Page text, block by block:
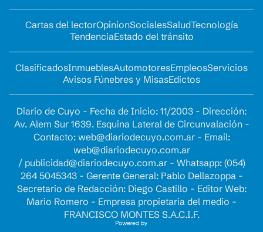
Cartas del lectorOpinionSocialesSaludTecnología
TendenciaEstado del tránsito
ClasificadosInmueblesAutomotoresEmpleosServicios
Avisos Fúnebres y MisasEdictos
Diario de Cuyo - Fecha de Inicio: 11/2003 - Dirección:
Av. Alem Sur 1639. Esquina Lateral de Circunvalación -
Contacto: web@diariodecuyo.com.ar- Email:
web@diariodecuyo.com.ar
/ publicidad@diariodecuyo.com.ar- Whatsapp: (054)
264 5045343 - Gerente General: Pablo Dellazoppa -
Secretario de Redacción: Diego Castillo - Editor Web:
Mario Romero - Empresa propietaria del medio -
FRANCISCO MONTES S.A.C.I.F.